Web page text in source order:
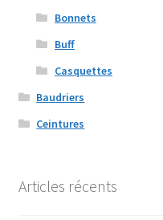
Bonnets
Buff
Casquettes
Baudriers
Ceintures
Articles récents